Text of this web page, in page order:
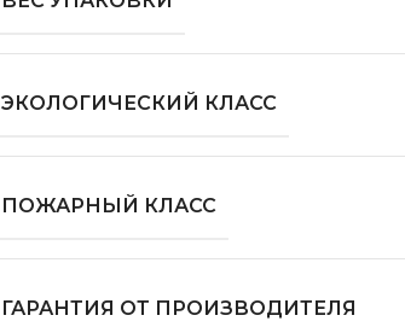
ЭКОЛОГИЧЕСКИЙ КЛАСС
ПОЖАРНЫЙ КЛАСС
ГАРАНТИЯ ОТ ПРОИЗВОДИТЕЛЯ